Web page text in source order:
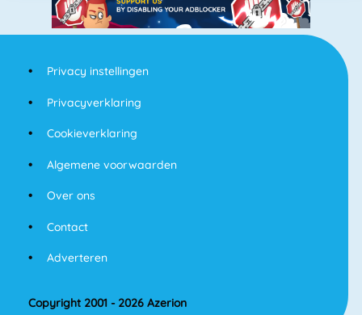
Privacy instellingen
Privacyverklaring
Cookieverklaring
Algemene voorwaarden
Over ons
Contact
Adverteren
Copyright 2001 - 2026 Azerion